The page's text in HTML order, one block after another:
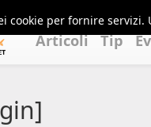
cookie per fornire
Articoli Tip